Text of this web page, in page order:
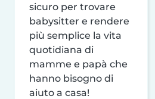
sicuro per trovare
babysitter e rendere
più semplice la vita
quotidiana di
mamme e papà che
hanno bisogno di
aiuto a casa!